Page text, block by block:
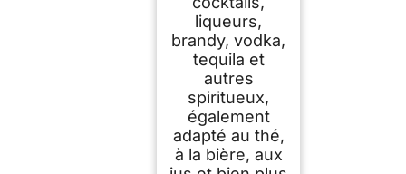
liqueurs,
brandy, vodka,
tequila et
autres
spiritueux,
également
adapté au thé,
à la bière, aux